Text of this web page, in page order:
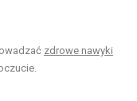
zdrowe nawyki